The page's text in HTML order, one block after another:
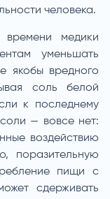
человека.
медики
уменьшать
якобы вредного
соль белой
к последнему
— вовсе нет:
воздействию
поразительную
пищи с
сдерживать